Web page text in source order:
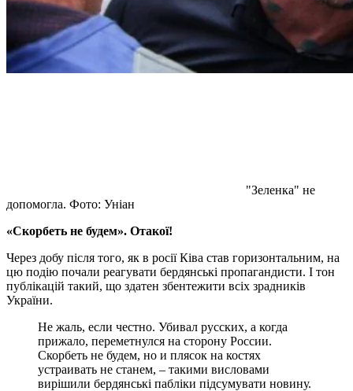
"Зеленка" не
допомогла. Фото: Уніан
«Скорбеть не будем». Отакої!
Через добу після того, як в росії Ківа став горизонтальним, на
цю подію почали реагувати бердянські пропагандисти. І тон
публікацій такий, що здатен збентежити всіх зрадників
України.
Не жаль, если честно. Убивал русских, а когда
прижало, переметнулся на сторону России.
Скорбеть не будем, но и плясок на костях
устраивать не станем, – такими висловами
вирішили бердянські пабліки підсумувати новину.